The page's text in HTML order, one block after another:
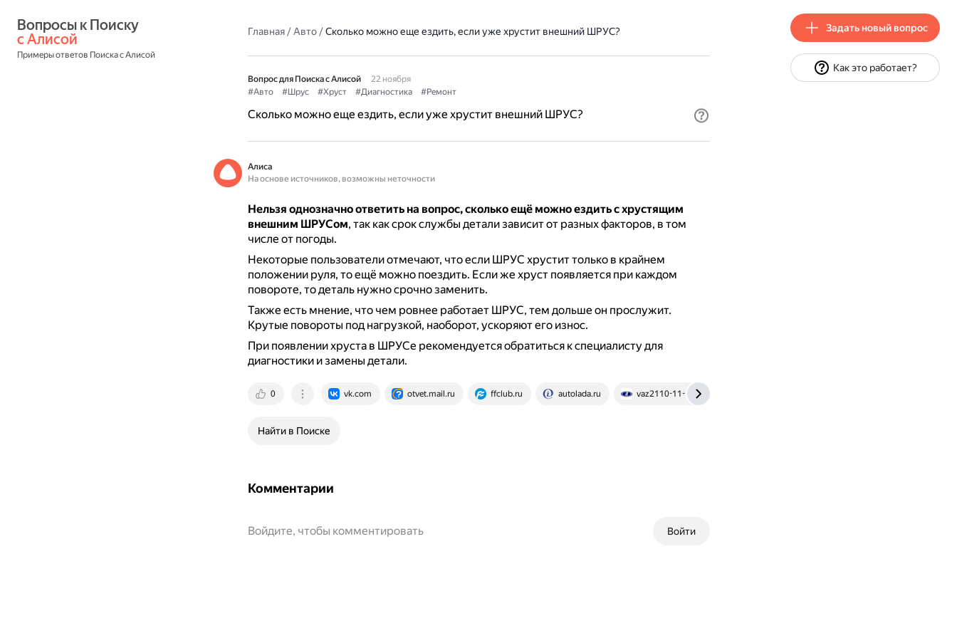
с Алисой
Примеры ответов Поиска с Алисой
Главная/Авто/Сколько можно еще ездить, если уже хрустит внешний ШРУС?
Вопрос для Поиска с Алисой
22 ноября
#Авто
#Шрус #Хруст #Диагностика #Ремонт
Сколько можно еще ездить, если уже хрустит внешний ШРУС?
Алиса
На основе источников, возможны неточности
Нельзя однозначно ответить на вопрос, сколько ещё можно ездить с хрустящим
внешним ШРУСом, так как срок службы детали зависит от разных факторов, в том
числе от погоды.
Некоторые пользователи отмечают, что если ШРУС хрустит только в крайнем
положении руля, то ещё можно поездить. Если же хруст появляется при каждом
повороте, то деталь нужно срочно заменить.
Также есть мнение, что чем ровнее работает ШРУС, тем дольше он прослужит.
Крутые повороты под нагрузкой, наоборот, ускоряют его износ.
При появлении хруста в ШРУСе рекомендуется обратиться к специалисту для
диагностики и замены детали.
0 vk.com otvet.mail.ru ffclub.ru autolada.ru vaz2110-11-12.ru
Найти в Поиске
Комментарии
Войти
Войдите, чтобы комментировать
Задать новый вопрос
Как это работает?